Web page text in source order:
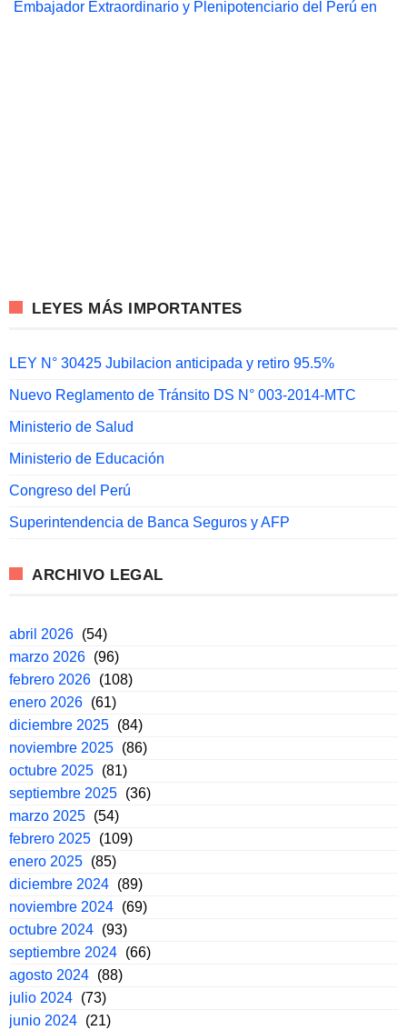
Embajador Extraordinario y Plenipotenciario del Perú en
LEYES MÁS IMPORTANTES
LEY N° 30425 Jubilacion anticipada y retiro 95.5%
Nuevo Reglamento de Tránsito DS N° 003-2014-MTC
Ministerio de Salud
Ministerio de Educación
Congreso del Perú
Superintendencia de Banca Seguros y AFP
ARCHIVO LEGAL
abril 2026 (54)
marzo 2026 (96)
febrero 2026 (108)
enero 2026 (61)
diciembre 2025 (84)
noviembre 2025 (86)
octubre 2025 (81)
septiembre 2025 (36)
marzo 2025 (54)
febrero 2025 (109)
enero 2025 (85)
diciembre 2024 (89)
noviembre 2024 (69)
octubre 2024 (93)
septiembre 2024 (66)
agosto 2024 (88)
julio 2024 (73)
junio 2024 (21)